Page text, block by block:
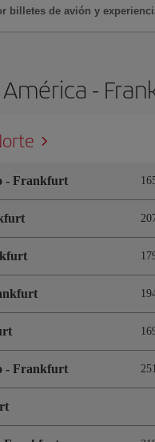
billetes de avión y
-
- Frankfurt
- Frankfurt